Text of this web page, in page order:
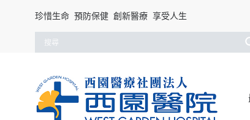
珍惜生命 預防保健 創新醫療 享受人生